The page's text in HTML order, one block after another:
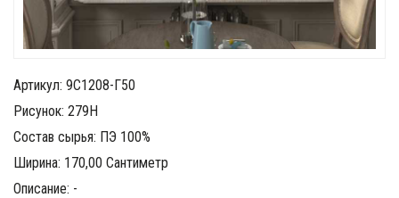
Артикул: 9С1208-Г50
Рисунок: 279Н
Состав сырья: ПЭ 100%
Ширина: 170,00 Сантиметр
Описание: -